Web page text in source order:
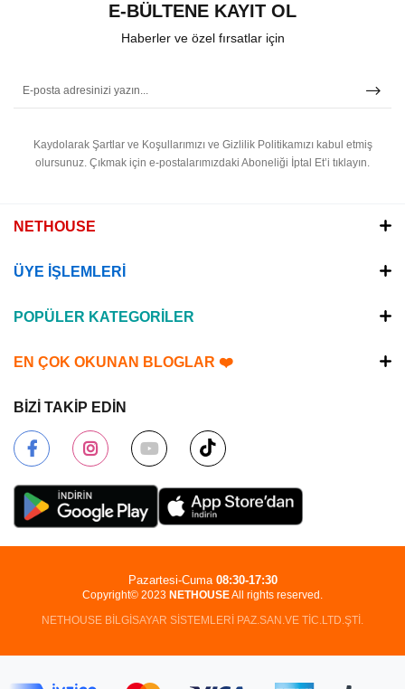
E-BÜLTENE KAYIT OL
Haberler ve özel fırsatlar için
Kaydolarak Şartlar ve Koşullarımızı ve Gizlilik Politikamızı kabul etmiş
olursunuz. Çıkmak için e-postalarımızdaki Aboneliği İptal Et’i tıklayın.
NETHOUSE
ÜYE İŞLEMLERİ
POPÜLER KATEGORİLER
EN ÇOK OKUNAN BLOGLAR ❤️
BİZİ TAKİP EDİN
Copyright© 2023 NETHOUSEAll rights reserved.
NETHOUSE BİLGİSAYAR SİSTEMLERİ PAZ.SAN.VE TİC.LTD.ŞTİ.
Pazartesi-Cuma 08:30-17:30